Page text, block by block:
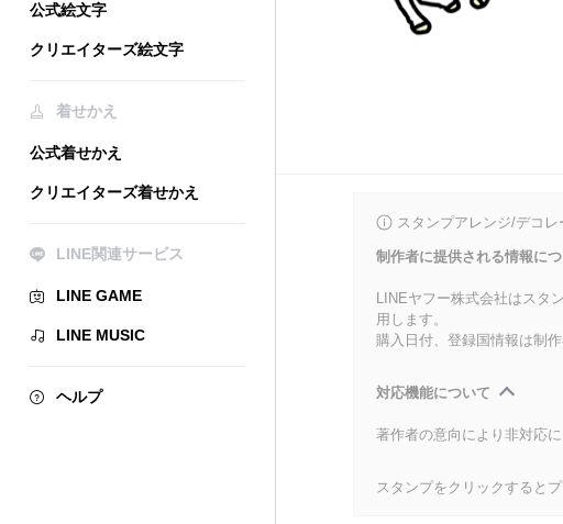
公式絵文字
クリエイターズ絵文字
着せかえ
公式着せかえ
クリエイターズ着せかえ
LINE関連サービス
LINE GAME
LINE MUSIC
ヘルプ
スタンプアレンジ/デコ
制作者に提供される情報に
LINEヤフー株式会社はスタ
用します。
購入日付、登録国情報は制
対応機能について
著作者の意向により非対応
スタンプをクリックすると